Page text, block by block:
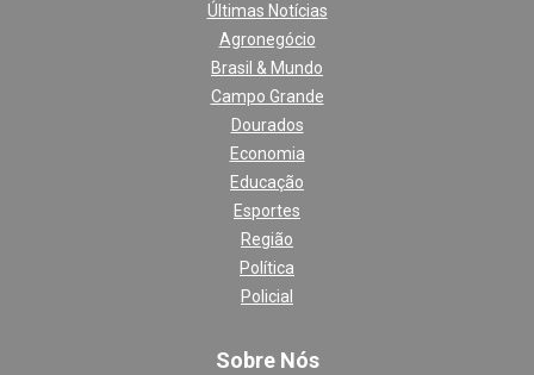
Últimas Notícias
Agronegócio
Brasil & Mundo
Campo Grande
Dourados
Economia
Educação
Esportes
Região
Política
Policial
Sobre Nós